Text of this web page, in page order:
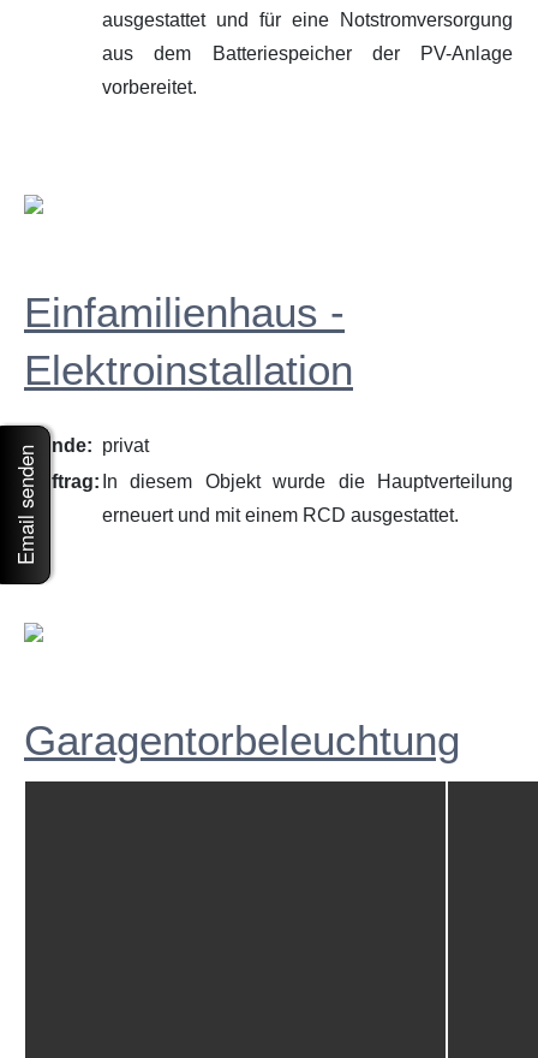
ausgestattet und für eine Notstromversorgung
aus dem Batteriespeicher der PV-Anlage
vorbereitet.
Einfamilienhaus -
Elektroinstallation
Kunde: privat
Auftrag: In diesem Objekt wurde die Hauptverteilung
erneuert und mit einem RCD ausgestattet.
Garagentorbeleuchtung
Email senden